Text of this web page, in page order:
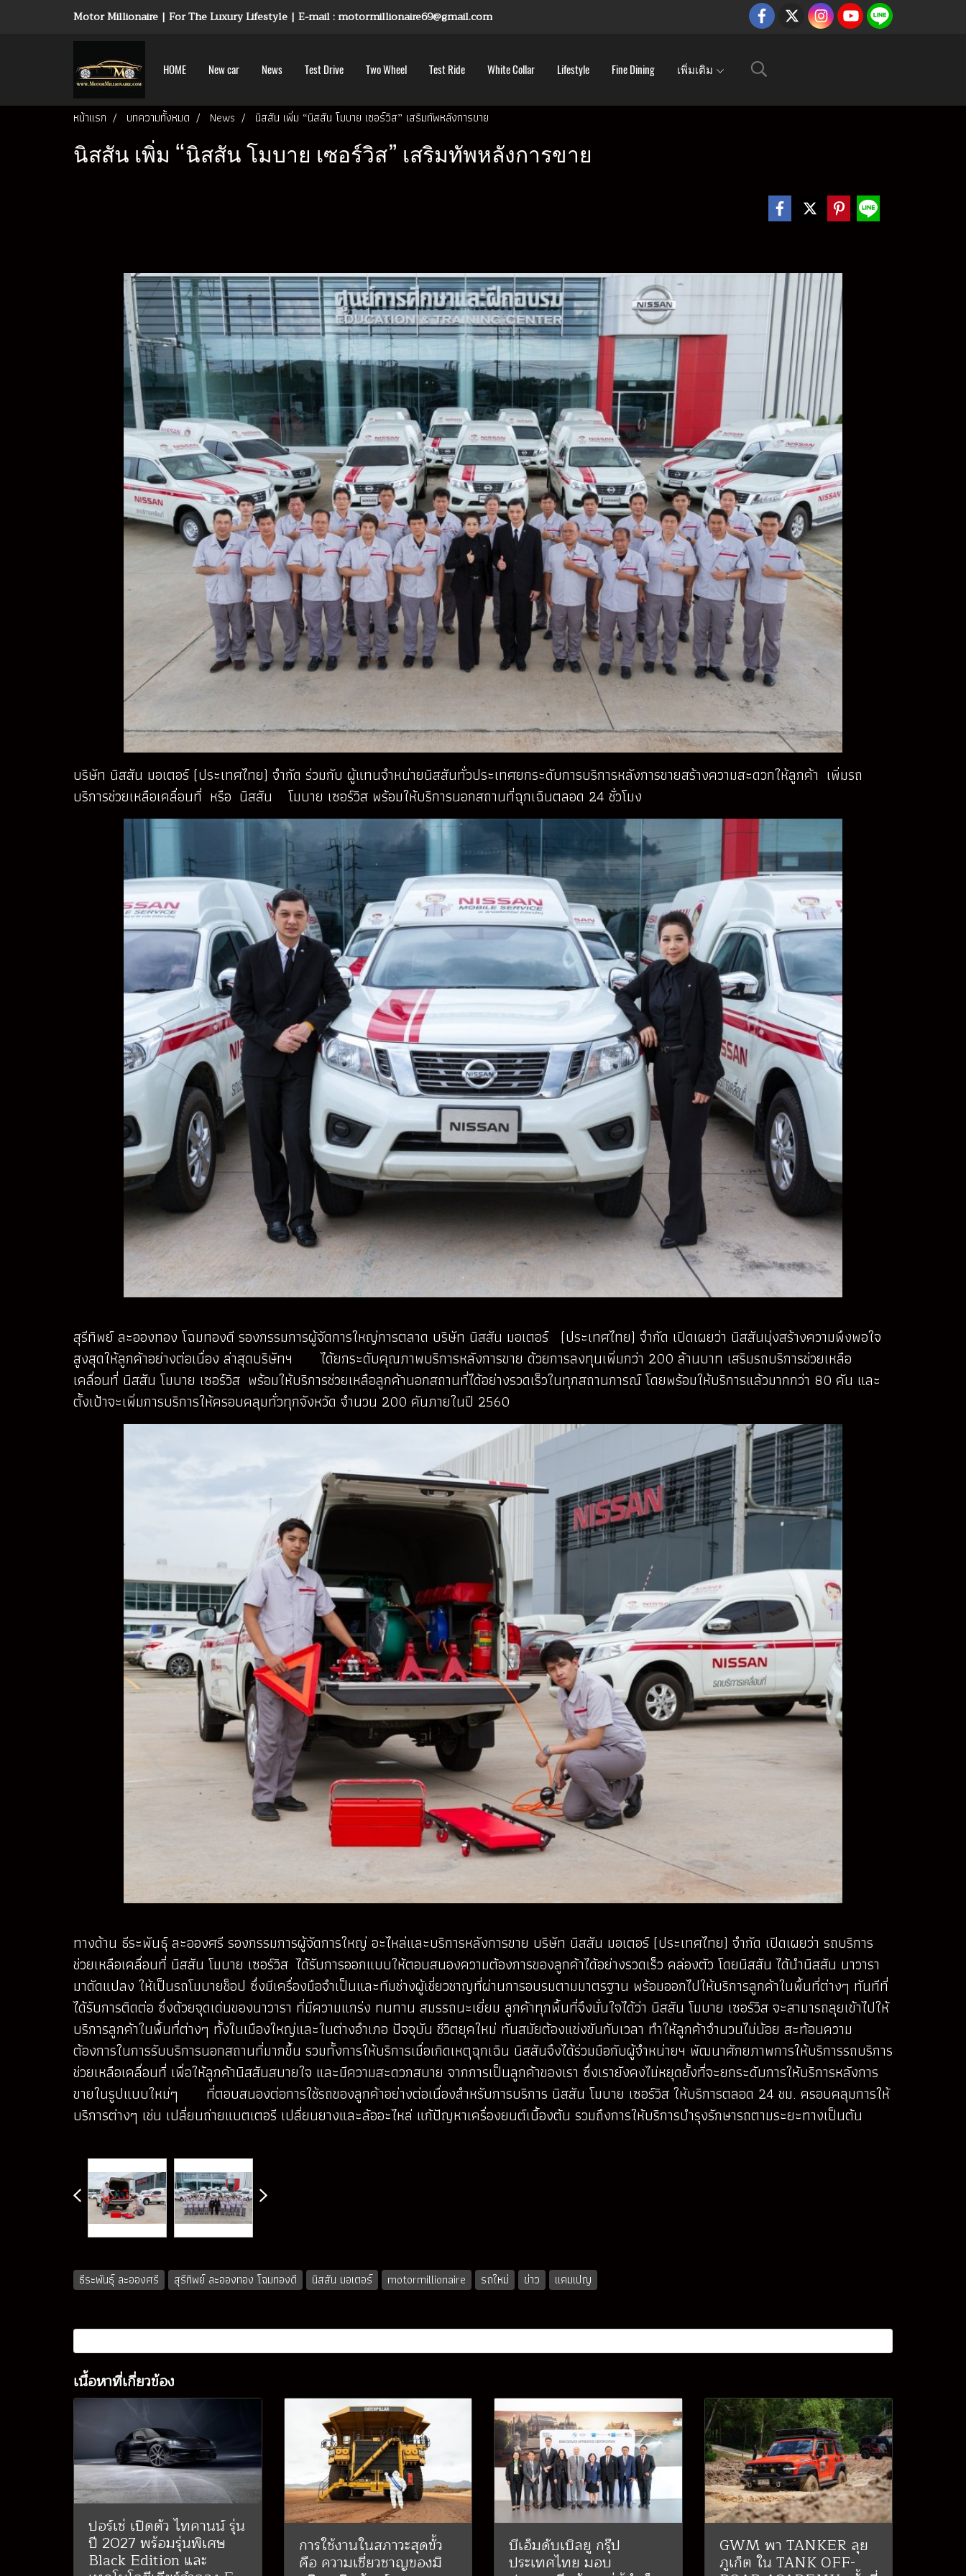
Motor Millionaire | For The Luxury Lifestyle | E-mail : motormillionaire69@gmail.com
HOME New car News Test Drive Two Wheel Test Ride White Collar Lifestyle Fine Dining เพิ่มเติม
หน้าแรก บทความทั้งหมด News นิสสัน เพิ่ม “นิสสัน โมบาย เซอร์วิส” เสริมทัพหลังการขาย
นิสสัน เพิ่ม “นิสสัน โมบาย เซอร์วิส” เสริมทัพหลังการขาย
บริษัท นิสสัน มอเตอร์ (ประเทศไทย) จำกัด ร่วมกับ ผู้แทนจำหน่ายนิสสันทั่วประเทศยกระดับการบริการหลังการขายสร้างความสะดวกให้ลูกค้า เพิ่มรถ
บริการช่วยเหลือเคลื่อนที่ หรือ นิสสัน โมบาย เซอร์วิส พร้อมให้บริการนอกสถานที่ฉุกเฉินตลอด 24 ชั่วโมง
สุรีทิพย์ ละอองทอง โฉมทองดี รองกรรมการผู้จัดการใหญ่การตลาด บริษัท นิสสัน มอเตอร์ (ประเทศไทย) จำกัด เปิดเผยว่า นิสสันมุ่งสร้างความพึงพอใจ
สูงสุดให้ลูกค้าอย่างต่อเนื่อง ล่าสุดบริษัทฯ ได้ยกระดับคุณภาพบริการหลังการขาย ด้วยการลงทุนเพิ่มกว่า 200 ล้านบาท เสริมรถบริการช่วยเหลือ
เคลื่อนที่ นิสสัน โมบาย เซอร์วิส พร้อมให้บริการช่วยเหลือลูกค้านอกสถานที่ได้อย่างรวดเร็วในทุกสถานการณ์ โดยพร้อมให้บริการแล้วมากกว่า 80 คัน และ
ตั้งเป้าจะเพิ่มการบริการให้ครอบคลุมทั่วทุกจังหวัด จำนวน 200 คันภายในปี 2560
ทางด้าน ธีระพันธุ์ ละอองศรี รองกรรมการผู้จัดการใหญ่ อะไหล่และบริการหลังการขาย บริษัท นิสสัน มอเตอร์ (ประเทศไทย) จำกัด เปิดเผยว่า รถบริการ
ช่วยเหลือเคลื่อนที่ นิสสัน โมบาย เซอร์วิส ได้รับการออกแบบให้ตอบสนองความต้องการของลูกค้าได้อย่างรวดเร็ว คล่องตัว โดยนิสสัน ได้นำนิสสัน นาวารา
มาดัดแปลง ให้เป็นรถโมบายช็อป ซึ่งมีเครื่องมือจำเป็นและทีมช่างผู้เชี่ยวชาญที่ผ่านการอบรมตามมาตรฐาน พร้อมออกไปให้บริการลูกค้าในพื้นที่ต่างๆ ทันทีที่
ได้รับการติดต่อ ซึ่งด้วยจุดเด่นของนาวารา ที่มีความแกร่ง ทนทาน สมรรถนะเยี่ยม ลูกค้าทุกพื้นที่จึงมั่นใจได้ว่า นิสสัน โมบาย เซอร์วิส จะสามารถลุยเข้าไปให้
บริการลูกค้าในพื้นที่ต่างๆ ทั้งในเมืองใหญ่และในต่างอำเภอ ปัจจุบัน ชีวิตยุคใหม่ ทันสมัยต้องแข่งขันกับเวลา ทำให้ลูกค้าจำนวนไม่น้อย สะท้อนความ
ต้องการในการรับบริการนอกสถานที่มากขึ้น รวมทั้งการให้บริการเมื่อเกิดเหตุฉุกเฉิน นิสสันจึงได้ร่วมมือกับผู้จำหน่ายฯ พัฒนาศักยภาพการให้บริการรถบริการ
ช่วยเหลือเคลื่อนที่ เพื่อให้ลูกค้านิสสันสบายใจ และมีความสะดวกสบาย จากการเป็นลูกค้าของเรา ซึ่งเรายังคงไม่หยุดยั้งที่จะยกระดับการให้บริการหลังการ
ขายในรูปแบบใหม่ๆ ที่ตอบสนองต่อการใช้รถของลูกค้าอย่างต่อเนื่องสำหรับการบริการ นิสสัน โมบาย เซอร์วิส ให้บริการตลอด 24 ชม. ครอบคลุมการให้
บริการต่างๆ เช่น เปลี่ยนถ่ายแบตเตอรี เปลี่ยนยางและล้ออะไหล่ แก้ปัญหาเครื่องยนต์เบื้องต้น รวมถึงการให้บริการบำรุงรักษารถตามระยะทางเป็นต้น
ธีระพันธุ์ ละอองศรี สุรีทิพย์ ละอองทอง โฉมทองดี นิสสัน มอเตอร์ motormillionaire รถใหม่ ข่าว แคมเปญ
เนื้อหาที่เกี่ยวข้อง
ปอร์เช่ เปิดตัว ไทคานน์ รุ่น
ปี 2027 พร้อมรุ่นพิเศษ
Black Edition และ
การใช้งานในสภาวะสุดขั้ว
คือ ความเชี่ยวชาญของมิ
บีเอ็มดับเบิลยู กรุ๊ป
ประเทศไทย มอบ
GWM พา TANKER ลุย
ภูเก็ต ใน TANK OFF-